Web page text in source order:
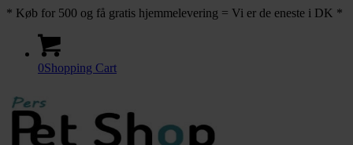
* Køb for 500 og få gratis hjemmelevering = Vi er de eneste i DK *
0Shopping Cart